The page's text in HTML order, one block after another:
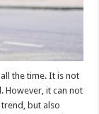
the time. It is not
However, it can not
but also